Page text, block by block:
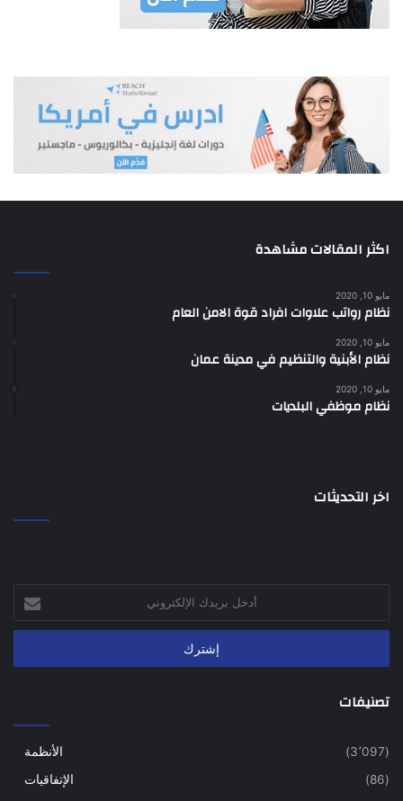
رقم 98 لسنة 1963.
د- علاوات بدل العدوى للممرضين والممرضات وعلاوات الجنوب
للمعلمات والممرضات وعلاوات مساعدات الممرضات التي تمنح
من مجلس الوزراء.
هـ- العلاوات الطارئة للموظفين العاملين في الأغوار.
و – علاوات موظفي الإذاعة المصنفين التي تمنح بموجب النظام رقم
اكثر المقالات مشاهدة
مايو 10, 2020
نظام رواتب علاوات افراد قوة الامن العام
مايو 10, 2020
نظام الأبنية والتنظيم في مدينة عمان
مايو 10, 2020
نظام موظفي البلديات
اخر التحديثات
الإلكتروني
تصنيفات
الأنظمة
(3٬097)
الإتفاقيات
(86)